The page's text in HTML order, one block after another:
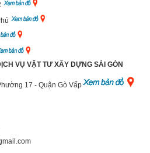
VỤ VẬT TƯ XÂY DỰNG SÀI GÒN
17 - Quận Gò Vấp